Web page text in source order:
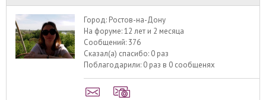
Город: Ростов-на-Дону
На форуме:12 лет и 2 месяца
Сообщений: 376
Сказал(а) спасибо: 0 раз
Поблагодарили: 0 раз в 0 сообщенях